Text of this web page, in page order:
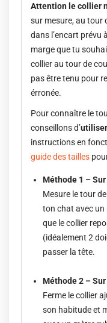
Attention le collier
sur mesure, au tour
dans l’encart prévu
marge que tu
collier au tour de
pas être tenu pour
érronée.
Pour connaître le
conseillons d’
instructions en
guide des tailles
Méthode 1 – Sur
Mesure le tour
ton chat avec un
que le collier
(idéalement 2
passer la tête.
Méthode 2 –
Ferme le collier
son habitude et